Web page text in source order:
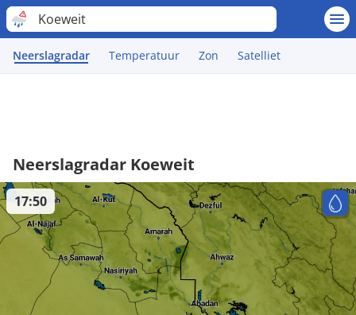
Koeweit
Neerslagradar Temperatuur Zon Satelliet
Neerslagradar Koeweit
17:50